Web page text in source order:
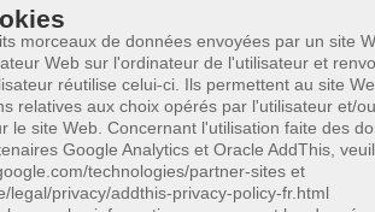
morceaux de données envoyées par un site
Web sur l'ordinateur de l'utilisateur et
réutilise celui-ci. Ils permettent au site
relatives aux choix opérés par l'utilisateur et/
le site Web. Concernant l'utilisation faite des
Google Analytics et Oracle AddThis,
technologies/partner-sites et
legal/privacy/addthis-privacy-policy-fr.html
contrats de distribution en droit
en ligne